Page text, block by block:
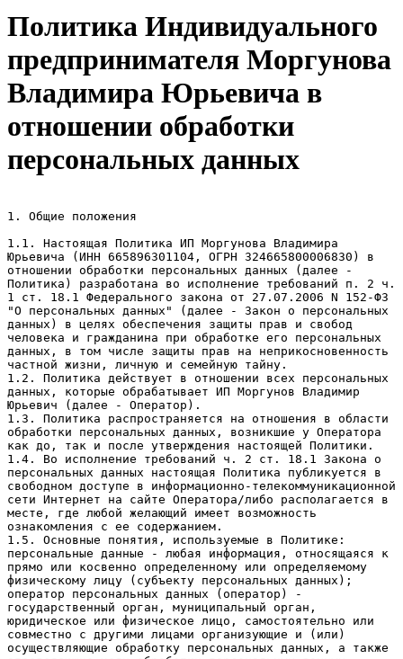
Политика Индивидуального
предпринимателя Моргунова
Владимира Юрьевича в
отношении обработки
персональных данных